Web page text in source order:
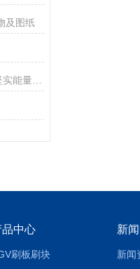
及图纸
AGV充电桩：无人化物流的“坚实能量续航站”
品中心
刷板刷块
新
新闻